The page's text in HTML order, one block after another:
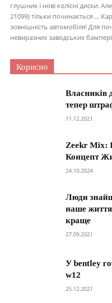
глушник і нові колісні диски.
21099) тільки починається …
зовнішність автомобіля! Для
невиразних заводських
Корисно
Власників
тепер
11.12.2021
Zeekr Mix:
Концепт
24.10.2024
Люди
наше
краще
27.09.2021
У bentley
w12
25.12.2021